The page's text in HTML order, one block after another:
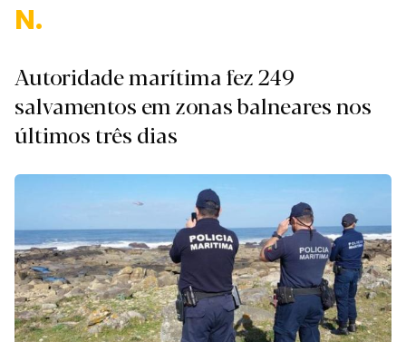
Naci
Autoridade marítima fez 249
salvamentos em zonas balneares nos
últimos três dias